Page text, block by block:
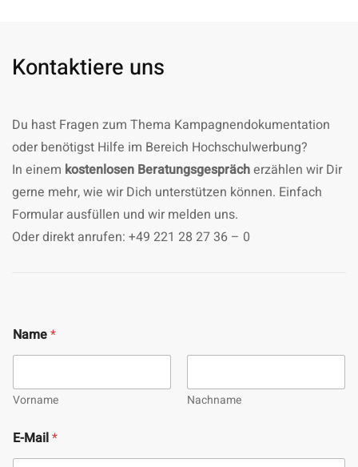
Kontaktiere uns
Du hast Fragen zum Thema Kampagnendokumentation
oder benötigst Hilfe im Bereich Hochschulwerbung?
In einem kostenlosen Beratungsgesprächerzählen wir Dir
gerne mehr, wie wir Dich unterstützen können. Einfach
Formular ausfüllen und wir melden uns.
Oder direkt anrufen: +49 221 28 27 36 – 0
Name*
Vorname Nachname
E-Mail*